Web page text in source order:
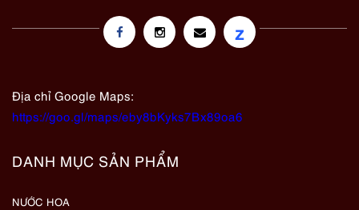
z
Địa chỉ Google Maps:
https://goo.gl/maps/eby8bKyks7Bx89oa6
DANH MỤC SẢN PHẨM
NƯỚC HOA